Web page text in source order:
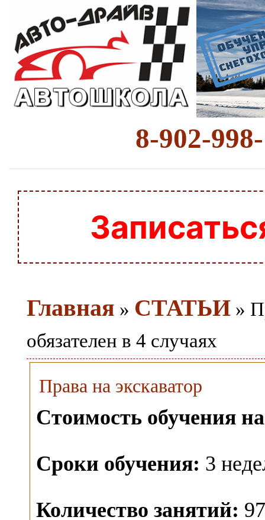
8-902-
Главная » СТАТЬИ »
обязателен в 4 случаях
Права на экскаватор
Стоимость обучения
Сроки обучения: 3
Количество занятий: